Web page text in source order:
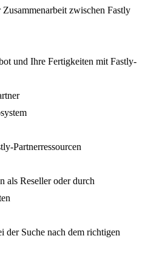
zwischen Fastly
und Ihre Fertigkeiten mit Fastly-
Partnerressourcen
als Reseller oder durch
der Suche nach dem richtigen